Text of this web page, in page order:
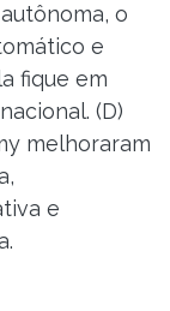
o
e
fique em
(D)
melhoraram
e